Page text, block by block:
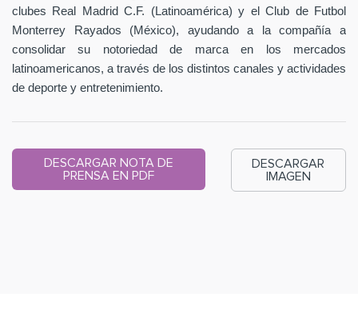
clubes Real Madrid C.F. (Latinoamérica) y el Club de Futbol
Monterrey Rayados (México), ayudando a la compañía a
consolidar su notoriedad de marca en los mercados
latinoamericanos, a través de los distintos canales y actividades
de deporte y entretenimiento.
DESCARGAR NOTA DE
PRENSA EN PDF
DESCARGAR
IMAGEN